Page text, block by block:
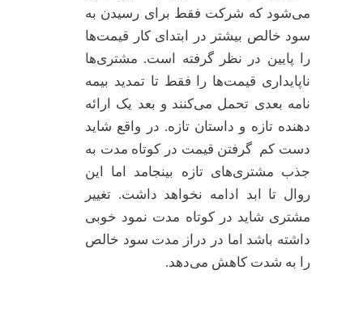
می‌شود که شرکت فقط برای رسیدن به
سود خالص بیشتر در ابتدای کار قیمت‌ها
را پایین در نظر گرفته است. مشتری‌ها
ناپایداری قیمت‌ها را فقط تا تمدید بیمه
نامه بعدی تحمل می‌کنند و بعد یک ارائه
دهنده تازه و داستان تازه. در واقع شاید
دست کم گرفتن قیمت در کوتاه مدت به
جذب مشتری‌های تازه بینجامد اما این
روال تا ابد ادامه نخواهد داشت. تغییر
مشتری شاید در کوتاه مدت نمود خوبی
داشته باشد اما در دراز مدت سود خالص
را به شدت کاهش می‌دهد.